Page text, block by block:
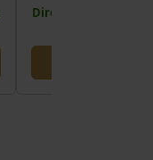
Direct leverbaar, 1